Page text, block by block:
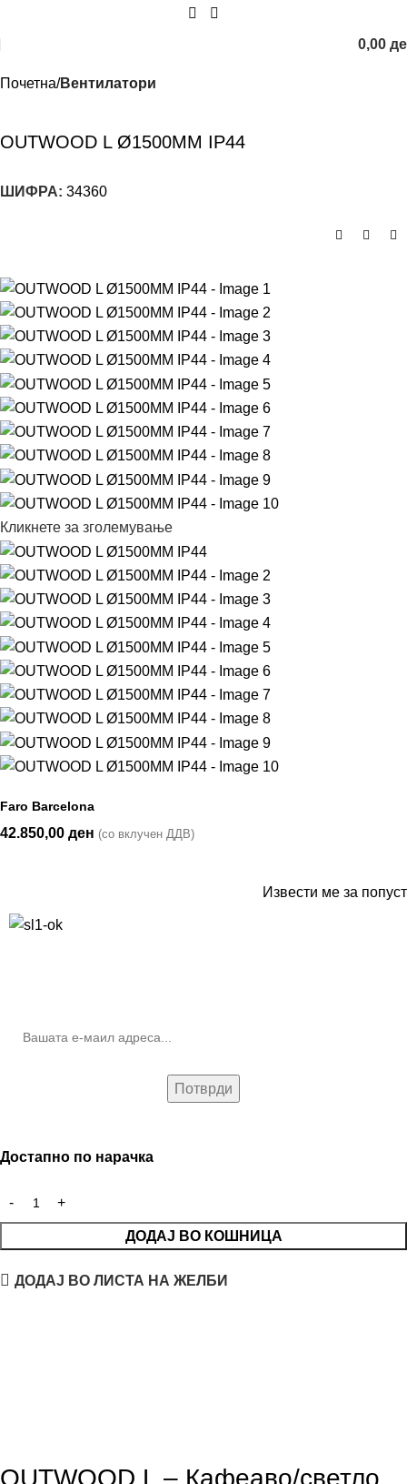
0,00
Почетна Вентилатори
OUTWOOD L Ø1500MM IP44
ШИФРА: 34360
Кликнете за зголемување
Faro Barcelona
42.850,00 ден (со вклучен ДДВ)
Извести ме за попуст
Достапно по нарачка
ДОДАЈ ВО КОШНИЦА
ДОДАЈ ВО ЛИСТА НА ЖЕЛБИ
OUTWOOD L – Кафеаво/светло